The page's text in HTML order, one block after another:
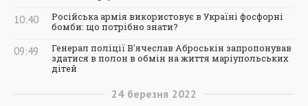
10:40
Російська армія використовує в Україні фосфорні
бомби: що потрібно знати?
09:49
Генерал поліції В'ячеслав Аброськін запропонував
здатися в полон в обмін на життя маріупольських
дітей
24 березня 2022